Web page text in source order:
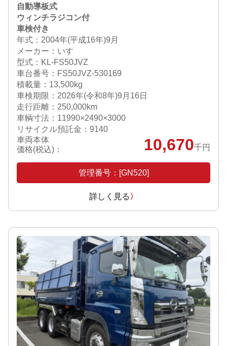
自動導板式
ウィンチラジコン付
車検付き
年式：2004年(平成16年)9月
メーカー：いすゞ
型式：KL-FS50JVZ
車台番号：FS50JVZ-530169
積載量：13,500kg
車検期限： 2026年(令和8年)9月16日
走行距離：250,000km
車輌寸法：11990×2490×3000
リサイクル預託金：9140
車両本体
価格(税込)：
10,670千円
管理番号：[GN520]
詳しく見る〉